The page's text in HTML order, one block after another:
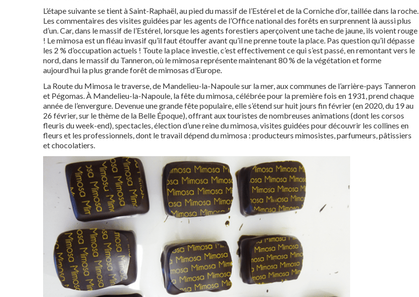
L’étape suivante se tient à Saint-Raphaël, au pied du massif de l’Estérel et de la Corniche d’or, taillée dans la roche.
Les commentaires des visites guidées par les agents de l’Office national des forêts en surprennent là aussi plus
d’un. Car, dans le massif de l’Estérel, lorsque les agents forestiers aperçoivent une tache de jaune, ils voient rouge
! Le mimosa est un fléau invasif qu’il faut étouffer avant qu’il ne prenne toute la place. Pas question qu’il dépasse
les 2 % d’occupation actuels ! Toute la place investie, c’est effectivement ce qui s’est passé, en remontant vers le
nord, dans le massif du Tanneron, où le mimosa représente maintenant 80 % de la végétation et forme
aujourd’hui la plus grande forêt de mimosas d’Europe.
La Route du Mimosa le traverse, de Mandelieu-la-Napoule sur la mer, aux communes de l’arrière-pays Tanneron
et Pégomas. À Mandelieu-la-Napoule, la fête du mimosa, célébrée pour la première fois en 1931, prend chaque
année de l’envergure. Devenue une grande fête populaire, elle s’étend sur huit jours fin février (en 2020, du 19 au
26 février, sur le thème de la Belle Époque), offrant aux touristes de nombreuses animations (dont les corsos
fleuris du week-end), spectacles, élection d’une reine du mimosa, visites guidées pour découvrir les collines en
fleurs et les professionnels, dont le travail dépend du mimosa : producteurs mimosistes, parfumeurs, pâtissiers
et chocolatiers.